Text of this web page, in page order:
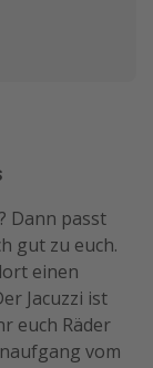
Dann passt
gut zu euch.
einen
Jacuzzi ist
euch Räder
vom